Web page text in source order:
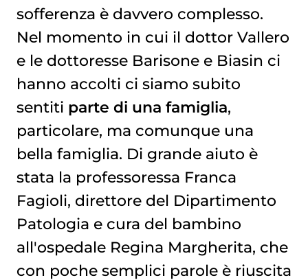
sofferenza è davvero complesso.
Nel momento in cui il dottor Vallero
e le dottoresse Barisone e Biasin ci
hanno accolti ci siamo subito
sentiti parte di una famiglia,
particolare, ma comunque una
bella famiglia. Di grande aiuto è
stata la professoressa Franca
Fagioli, direttore del Dipartimento
Patologia e cura del bambino
all'ospedale Regina Margherita, che
con poche semplici parole è riuscita